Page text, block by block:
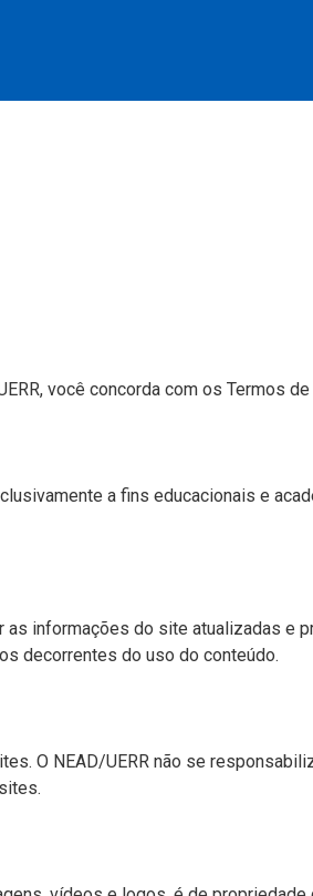
você concorda com os Termos
a fins educacionais e
as informações do site atualizadas e
decorrentes do uso do conteúdo.
O NEAD/UERR não se